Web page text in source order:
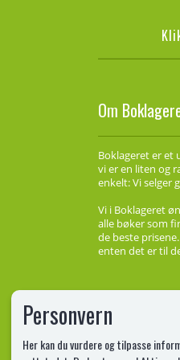
Om
Boklageret er et
vi er en liten og
enkelt: Vi selger
Vi i Boklageret
alle bøker som
de beste
enten det er til
Personvern
Her kan du vurdere og tilpasse